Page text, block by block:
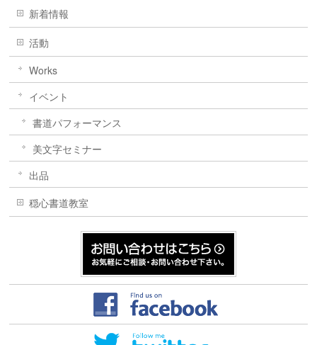
新着情報
活動
Works
イベント
書道パフォーマンス
美文字セミナー
出品
穏心書道教室